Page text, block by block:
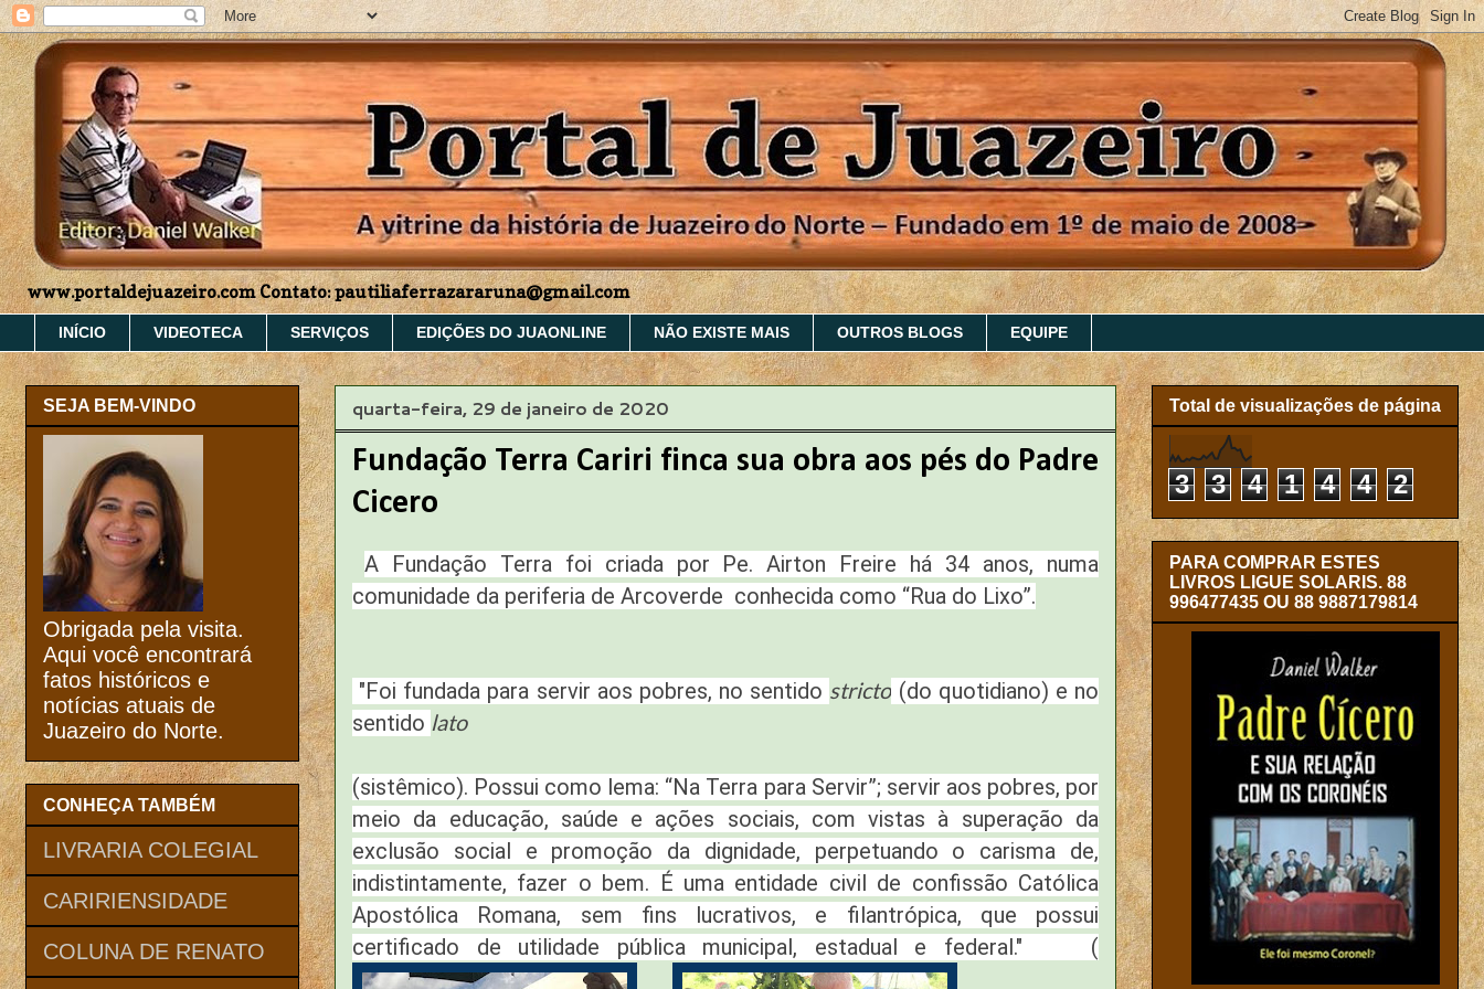
www.portaldejuazeiro.com Contato: pautiliaferrazararuna@gmail.com
INÍCIO VIDEOTECA SERVIÇOS EDIÇÕES DO JUAONLINE NÃO EXISTE MAIS OUTROS BLOGS EQUIPE
quarta-feira, 29 de janeiro de 2020
Fundação Terra Cariri finca sua obra aos pés do Padre
Cicero
A Fundação Terra foi criada por Pe. Airton Freire há 34 anos, numa
comunidade da periferia de Arcoverde conhecida como “Rua do Lixo”.
"Foi fundada para servir aos pobres, no sentido stricto (do quotidiano) e no
sentido lato
(sistêmico). Possui como lema: “Na Terra para Servir”; servir aos pobres, por
meio da educação, saúde e ações sociais, com vistas à superação da
exclusão social e promoção da dignidade, perpetuando o carisma de,
indistintamente, fazer o bem. É uma entidade civil de confissão Católica
Apostólica Romana, sem fins lucrativos, e filantrópica, que possui
certificado de utilidade pública municipal, estadual e federal." (
SEJA BEM-VINDO
Obrigada pela visita.
Aqui você encontrará
fatos históricos e
notícias atuais de
Juazeiro do Norte.
CONHEÇA TAMBÉM
LIVRARIA COLEGIAL
CARIRIENSIDADE
COLUNA DE RENATO
Total de visualizações de página
3 3 4 1 4 4 2
PARA COMPRAR ESTES
LIVROS LIGUE SOLARIS. 88
996477435 OU 88 9887179814